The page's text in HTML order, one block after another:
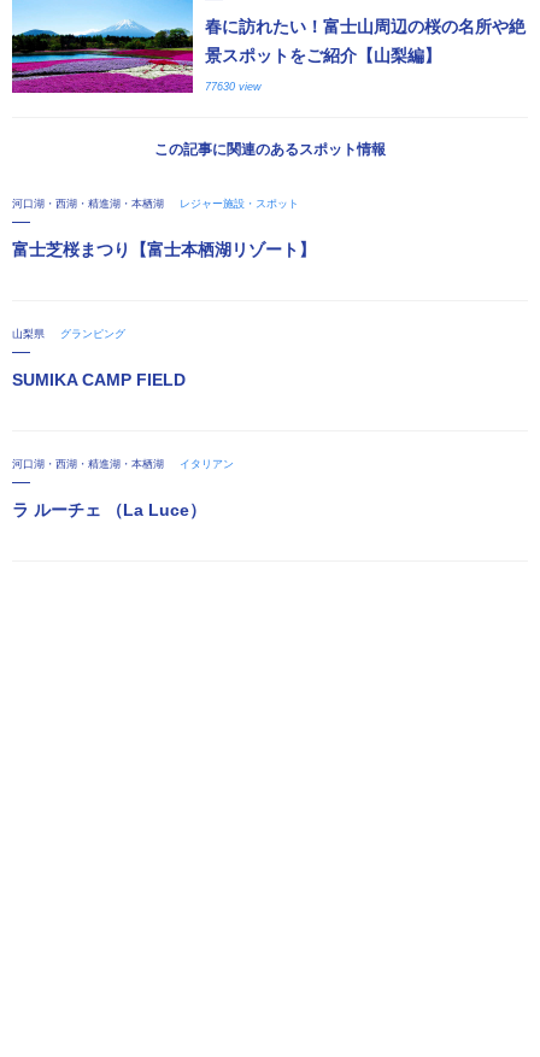
春に訪れたい！富士山周辺の桜の名所や絶
景スポットをご紹介【山梨編】
77630 view
この記事に関連のあるスポット情報
河口湖・西湖・精進湖・本栖湖 レジャー施設・スポット
富士芝桜まつり【富士本栖湖リゾート】
山梨県 グランピング
SUMIKA CAMP FIELD
河口湖・西湖・精進湖・本栖湖 イタリアン
ラ ルーチェ （La Luce）